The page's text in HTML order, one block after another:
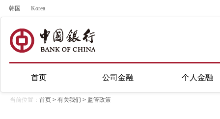
韩国 Korea
首页 公司金融 个人金融
当前位置： 首页 > 有关我们 > 监管政策